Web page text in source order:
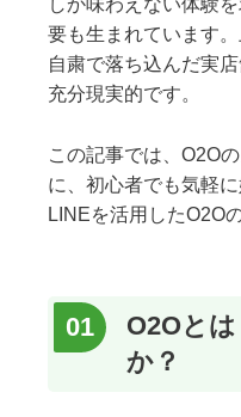
しか味わえない体験
要も生まれています
自粛で落ち込んだ実
充分現実的です。
この記事では、O2O
に、初心者でも気軽
LINEを活用したO2O
O2Oと
か？